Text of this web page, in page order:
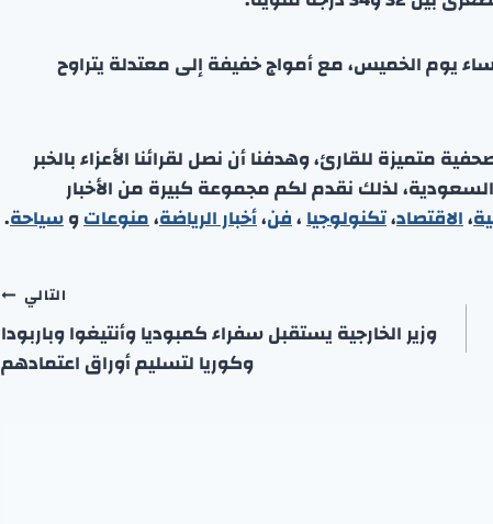
يوم الخميس، مع أمواج خفيفة إلى معتدلة يتراوح
متميزة للقارئ، وهدفنا أن نصل لقرائنا الأعزاء بالخبر
لذلك نقدم لكم مجموعة كبيرة من الأخبار
،الاقتصاد،تكنولوجيا،فن،أخبار الرياضة،منوعاتوسياحة.
التالي
وزير الخارجية يستقبل سفراء كمبوديا وأنتيغوا وباربودا
وكوريا لتسليم أوراق اعتمادهم